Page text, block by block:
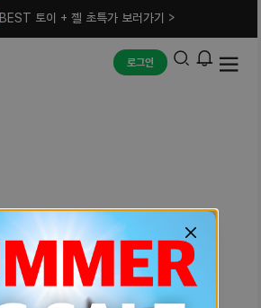
BEST 토이 + 젤 초특가 보러가기 >
로그인
예상치 못한 에러입니다.